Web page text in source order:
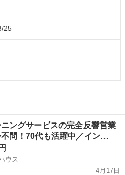
25
ングサービスの完全反響営業
不問！70代も活躍中／イン…
ウス
4月17日